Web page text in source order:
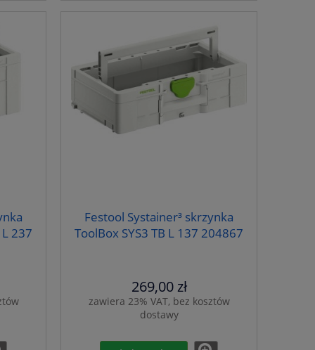
237
Festool Systainer³ skrzynka
ToolBox SYS3 TB L 137 204867
269,00 zł
zawiera 23% VAT, bez kosztów
dostawy